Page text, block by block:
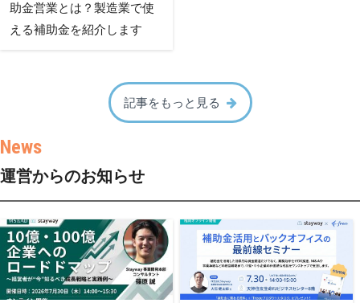
助金営業とは？製造業で使
える補助金を紹介します
記事をもっと見る
運営からのお知らせ